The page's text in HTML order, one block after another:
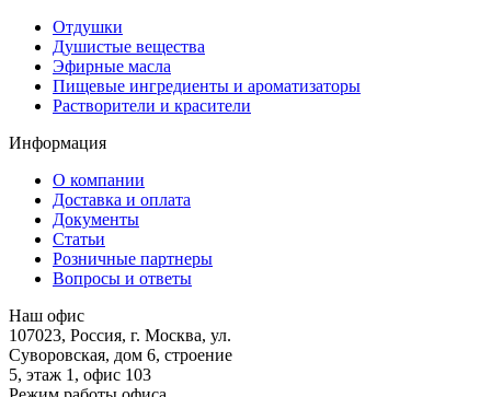
Отдушки
Душистые вещества
Эфирные масла
Пищевые ингредиенты и ароматизаторы
Растворители и красители
Информация
О компании
Доставка и оплата
Документы
Статьи
Розничные партнеры
Вопросы и ответы
Наш офис
107023, Россия, г. Москва, ул.
Суворовская, дом 6, строение
5, этаж 1, офис 103